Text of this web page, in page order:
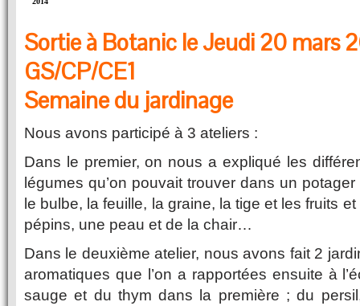
Sortie à Botanic le Jeudi 20 mars
GS/CP/CE1
Semaine du jardinage
Nous avons participé à 3 ateliers :
Dans le premier, on nous a expliqué les
légumes qu’on pouvait trouver dans un
le bulbe, la feuille, la graine, la tige et les fruits
pépins, une peau et de la chair…
Dans le deuxième atelier, nous avons fait 2
aromatiques que l’on a rapportées ensuite à
sauge et du thym dans la première ; du